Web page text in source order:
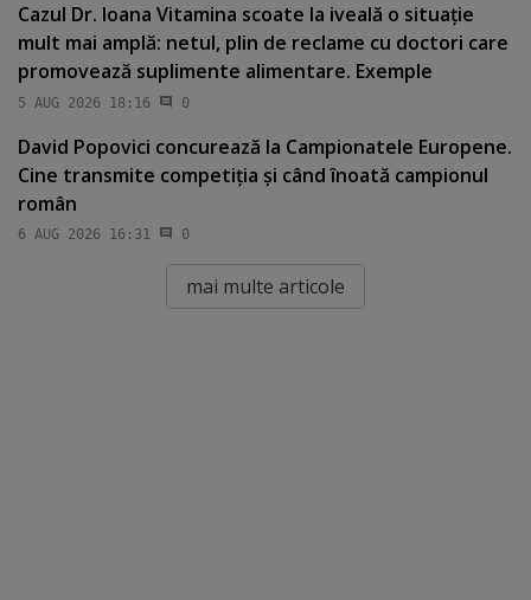
Cazul Dr. Ioana Vitamina scoate la iveală o situaţie
mult mai amplă: netul, plin de reclame cu doctori care
promovează suplimente alimentare. Exemple
5 AUG 2026 18:16 0
David Popovici concurează la Campionatele Europene.
Cine transmite competiţia şi când înoată campionul
român
6 AUG 2026 16:31 0
mai multe articole